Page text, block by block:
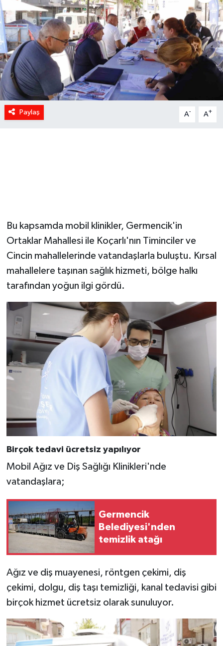
Paylaş A- A+
Bu kapsamda mobil klinikler, Germencik'in
Ortaklar Mahallesi ile Koçarlı'nın Timinciler ve
Cincin mahallelerinde vatandaşlarla buluştu. Kırsal
mahallelere taşınan sağlık hizmeti, bölge halkı
tarafından yoğun ilgi gördü.
Birçok tedavi ücretsiz yapılıyor
Mobil Ağız ve Diş Sağlığı Klinikleri'nde
vatandaşlara;
Germencik
Belediyesi'nden
temizlik atağı
Ağız ve diş muayenesi, röntgen çekimi, diş
çekimi, dolgu, diş taşı temizliği, kanal tedavisi gibi
birçok hizmet ücretsiz olarak sunuluyor.